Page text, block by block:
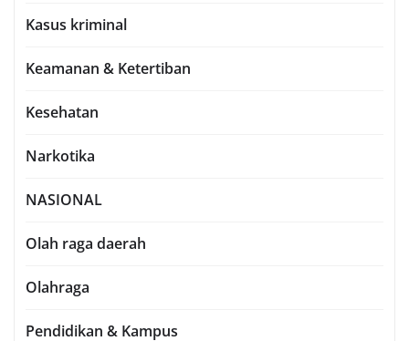
Kasus kriminal
Keamanan & Ketertiban
Kesehatan
Narkotika
NASIONAL
Olah raga daerah
Olahraga
Pendidikan & Kampus